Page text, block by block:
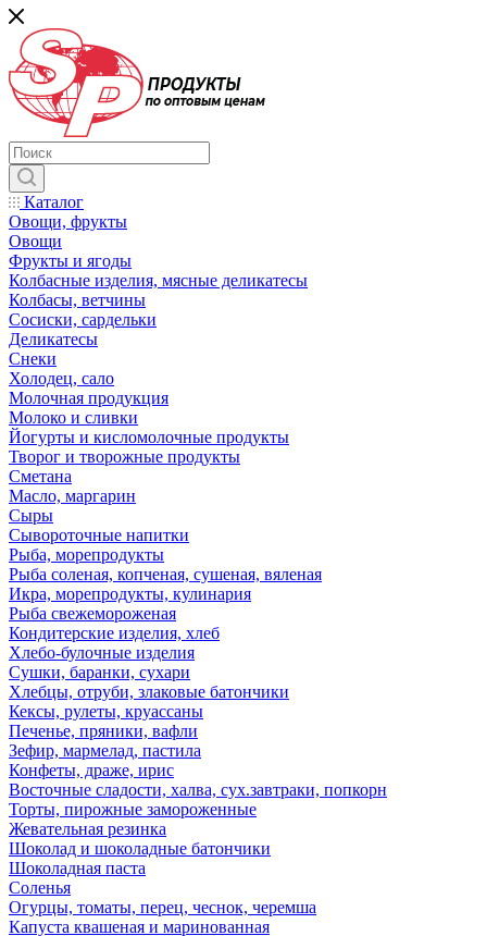
Каталог
Овощи, фрукты
Овощи
Фрукты и ягоды
Колбасные изделия, мясные деликатесы
Колбасы, ветчины
Сосиски, сардельки
Деликатесы
Снеки
Холодец, сало
Молочная продукция
Молоко и сливки
Йогурты и кисломолочные продукты
Творог и творожные продукты
Сметана
Масло, маргарин
Сыры
Сывороточные напитки
Рыба, морепродукты
Рыба соленая, копченая, сушеная, вяленая
Икра, морепродукты, кулинария
Рыба свежемороженая
Кондитерские изделия, хлеб
Хлебо-булочные изделия
Сушки, баранки, сухари
Хлебцы, отруби, злаковые батончики
Кексы, рулеты, круассаны
Печенье, пряники, вафли
Зефир, мармелад, пастила
Конфеты, драже, ирис
Восточные сладости, халва, сух.завтраки, попкорн
Торты, пирожные замороженные
Жевательная резинка
Шоколад и шоколадные батончики
Шоколадная паста
Соленья
Огурцы, томаты, перец, чеснок, черемша
Капуста квашеная и маринованная